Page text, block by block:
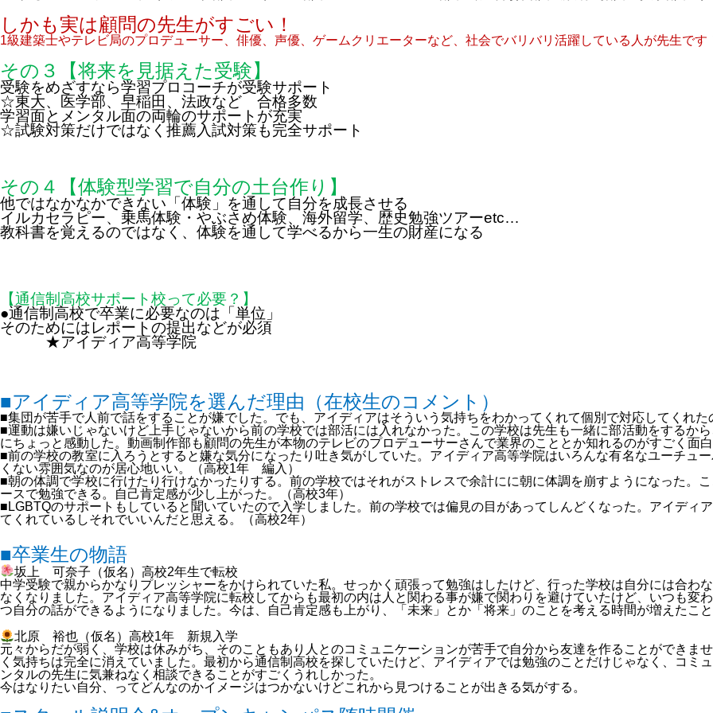
しかも実は顧問の先生がすごい！
1級建築士やテレビ局のプロデューサー、俳優、声優、ゲームクリエーターなど、 社会でバリバリ活躍している人が先生です
その３【将来を見据えた受験】
受験をめざすなら学習プロコーチが受験サポート
☆東大、医学部、早稲田、法政など 合格多数
学習面とメンタル面の両輪のサポートが充実
☆試験対策だけではなく推薦入試対策も完全サポート
その４【体験型学習で自分の土台作り】
他ではなかなかできない「体験」を通して自分を成長させる
イルカセラピー、乗馬体験・やぶさめ体験、海外留学、 歴史勉強ツアーetc…
教科書を覚えるのではなく、体験を通して学べるから一生の財産になる
【通信制高校サポート校って必要？】
●通信制高校で卒業に必要なのは「単位」
そのためにはレポートの提出などが必須
★アイディア高等学院
■アイディア高等学院を選んだ理由（在校生のコメント）
■集団が苦手で人前で話をすることが嫌でした。でも、アイディアはそういう気持ちをわかってくれて個別で対応してくれ
■運動は嫌いじゃないけど上手じゃないから前の学校では部活には入れなかった。この学校は先生も一緒に部活動をするか
にちょっと感動した。動画制作部も顧問の先生が本物のテレビのプロデューサーさんで業界のこととか知れるのがすごく面
■前の学校の教室に入ろうとすると嫌な気分になったり吐き気がしていた。 アイディア高等学院はいろんな有名なユーチュ
くない雰囲気なのが居心地いい。（高校1年 編入）
■朝の体調で学校に行けたり行けなかったりする。前の学校ではそれがストレスで余計にに朝に体調を崩すようになった。
ースで勉強できる。自己肯定感が少し上がった。（高校3年）
■ LGBTQのサポートもしていると聞いていたので入学しました。前の学校では偏見の目 があってしんどくなった。アイディ
てくれているしそれでいいんだと思える。（高校2年）
■卒業生の物語
坂上 可奈子（仮名）高校2年生で転校
中学受験で親からかなりプレッシャーをかけられていた私。せっかく頑張って勉強はしたけど、行った学校は自分には合わ
なくなりました。アイディア高等学院に転校してからも最初の内は人と関わる事が嫌で関わりを避けていたけど、いつも変
つ自分の話ができるようになりました。今は、自己肯定感も上がり、「未来」とか「将来」のことを考える時間が増えたこ
北原 裕也（仮名）高校1年 新規入学
元々からだが弱く、学校は休みがち、そのこともあり人とのコミュニケーションが苦手で自分から友達を作ることができま
く気持ちは完全に消えていました。最初から通信制高校を探していたけど、アイディアでは勉強のことだけじゃなく、コミ
ンタルの先生に気兼ねなく相談できることがすごくうれしかった。
今はなりたい自分、ってどんなのかイメージはつかないけどこれから見つけることが出きる気がする。